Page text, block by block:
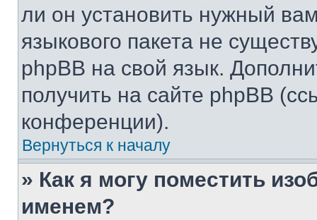
ли он установить нужный
языкового пакета не
phpBB на свой язык.
получить на сайте phpBB
конференции).
Вернуться к началу
» Как я могу поместить
именем?